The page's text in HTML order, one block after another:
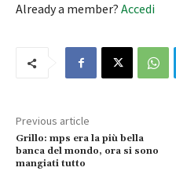
Already a member? Accedi
Previous article
Grillo: mps era la più bella
banca del mondo, ora si sono
mangiati tutto